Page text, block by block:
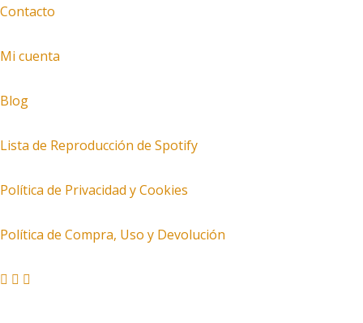
Contacto
Mi cuenta
Blog
Lista de Reproducción de Spotify
Política de Privacidad y Cookies
Política de Compra, Uso y Devolución